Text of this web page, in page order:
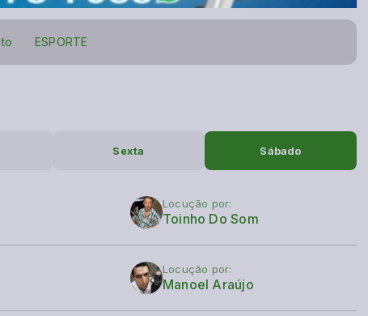
ESPORTE
Sexta Sábado
Locução por:
Toinho Do Som
Locução por:
Manoel Araújo